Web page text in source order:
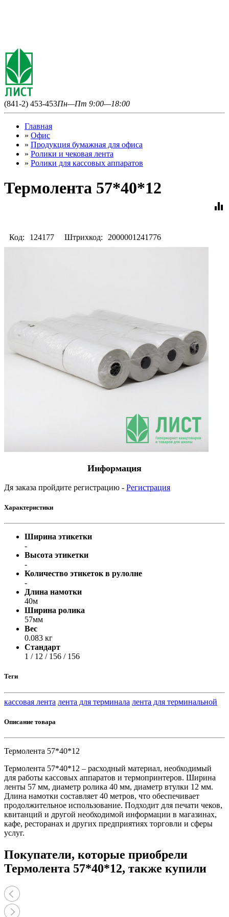
(841-2) 453-453Пн—Пт 9:00—18:00
Главная
» Офис
» Продукция бумажная для офиса
» Ролики и чековая лента
» Ролики для кассовых аппаратов
Термолента 57*40*12
equalizer
Код: 124177 Штрихкод: 2000001241776
Информация
Дя заказа пройдите регистрацию - Регистрация
Характеристики
Ширина этикетки
-
Высота этикетки
-
Количество этикеток в рулолне
-
Длина намотки
40м
Ширина ролика
57мм
Вес
0.083 кг
Стандарт
1 / 12 / 156 / 156
Теги
кассовая лента лента для терминала лента для терминальной
Описание товара
Термолента 57*40*12
Термолента 57*40*12 – расходный материал, необходимый
для работы кассовых аппаратов и термопринтеров. Ширина
ленты 57 мм, диаметр ролика 40 мм, диаметр втулки 12 мм.
Длина намотки составляет 40 метров, что обеспечивает
продолжительное использование. Подходит для печати чеков,
квитанций и другой необходимой информации в магазинах,
кафе, ресторанах и других предприятиях торговли и сферы
услуг.
Покупатели, которые приобрели
Термолента 57*40*12, также купили